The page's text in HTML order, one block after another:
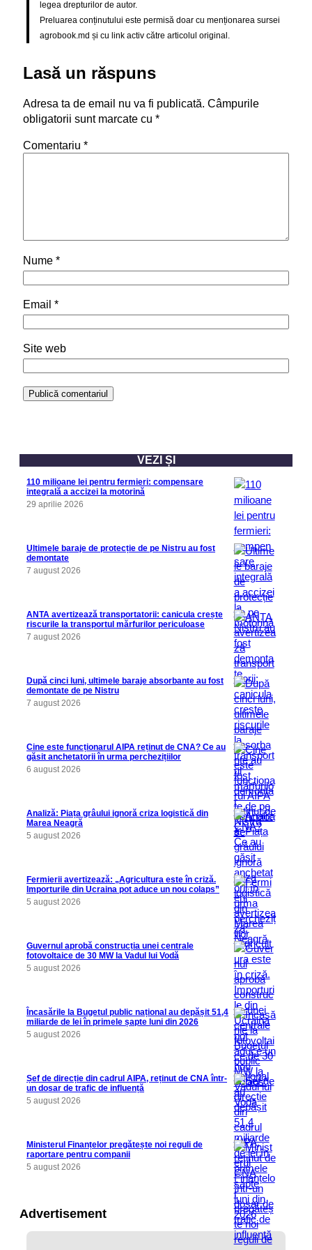
legea drepturilor de autor.
Preluarea conținutului este permisă doar cu menționarea sursei
agrobook.md și cu link activ către articolul original.
Lasă un răspuns
Adresa ta de email nu va fi publicată. Câmpurile
obligatorii sunt marcate cu *
Comentariu *
Nume *
Email *
Site web
VEZI ȘI
110 milioane lei pentru fermieri: compensare
integrală a accizei la motorină
29 aprilie 2026
Ultimele baraje de protecție de pe Nistru au fost
demontate
7 august 2026
ANTA avertizează transportatorii: canicula crește
riscurile la transportul mărfurilor periculoase
7 august 2026
După cinci luni, ultimele baraje absorbante au fost
demontate de pe Nistru
7 august 2026
Cine este funcționarul AIPA reținut de CNA? Ce au
găsit anchetatorii în urma perchezițiilor
6 august 2026
Analiză: Piața grâului ignoră criza logistică din
Marea Neagră
5 august 2026
Fermierii avertizează: „Agricultura este în criză.
Importurile din Ucraina pot aduce un nou colaps”
5 august 2026
Guvernul aprobă construcția unei centrale
fotovoltaice de 30 MW la Vadul lui Vodă
5 august 2026
Încasările la Bugetul public național au depășit 51,4
miliarde de lei în primele șapte luni din 2026
5 august 2026
Șef de direcție din cadrul AIPA, reținut de CNA într-
un dosar de trafic de influență
5 august 2026
Ministerul Finanțelor pregătește noi reguli de
raportare pentru companii
5 august 2026
Advertisement